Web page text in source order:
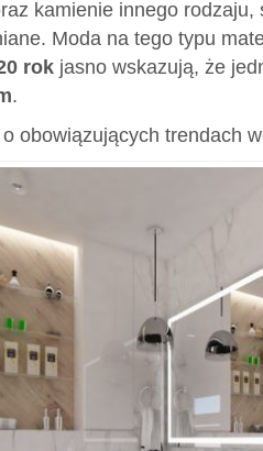
kamienie innego
Moda na tego typu
rok jasno wskazują, że
.
obowiązujących trendach